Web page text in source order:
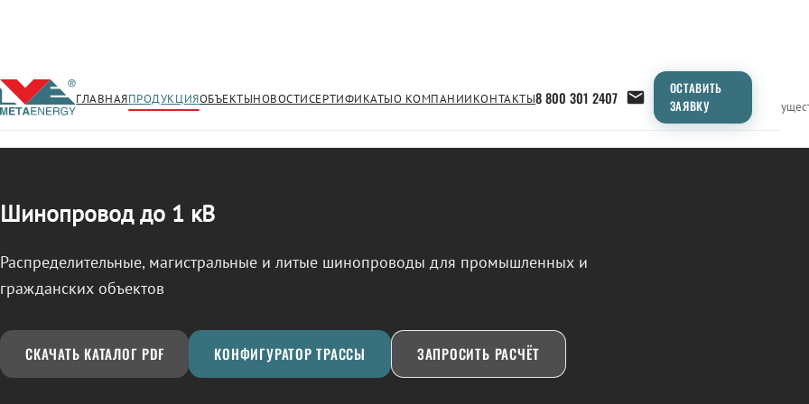
ГЛАВНАЯПРОДУКЦИЯОБЪЕКТЫНОВОСТИСЕРТИФИКАТЫО КОМПАНИИКОНТАКТЫ8 800 301 2407
ОСТАВИТЬ
ЗАЯВКУ
← Продукция/ШИНОПРОВОД Применение Продукция ТипоразмерыСравнение
Шинопровод до 1 кВ
Распределительные, магистральные и литые шинопроводы для промышленных и
гражданских объектов
СКАЧАТЬ КАТАЛОГ PDF КОНФИГУРАТОР ТРАССЫ ЗАПРОСИТЬ РАСЧЁТ